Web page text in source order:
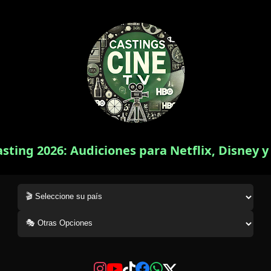
2026: Audiciones para Netflix, Disney